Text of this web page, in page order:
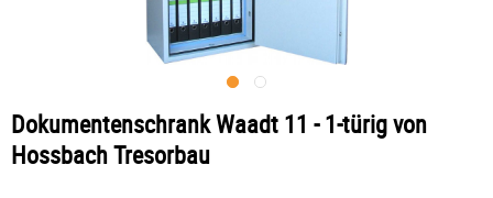
Dokumentenschrank Waadt 11 - 1-türig von
Hossbach Tresorbau